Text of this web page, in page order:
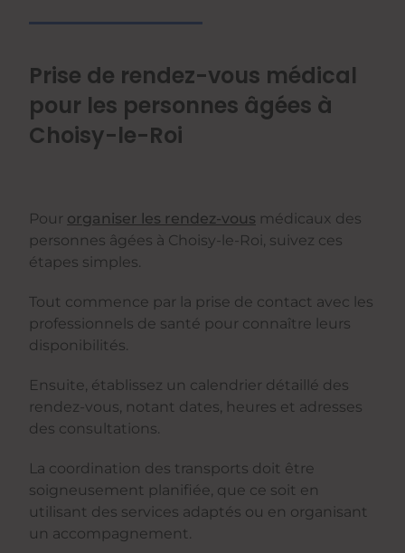
Prise de rendez-vous médical
pour les personnes âgées à
Choisy-le-Roi
Pour organiser les rendez-vous médicaux des
personnes âgées à Choisy-le-Roi, suivez ces
étapes simples.
Tout commence par la prise de contact avec les
professionnels de santé pour connaître leurs
disponibilités.
Ensuite, établissez un calendrier détaillé des
rendez-vous, notant dates, heures et adresses
des consultations.
La coordination des transports doit être
soigneusement planifiée, que ce soit en
utilisant des services adaptés ou en organisant
un accompagnement.